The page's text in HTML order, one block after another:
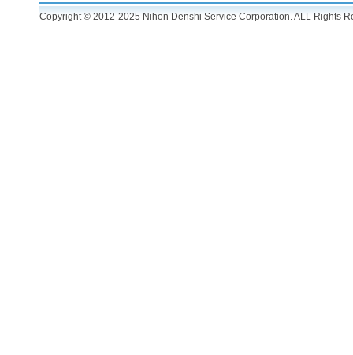
ビ
ゲ
Copyright © 2012-2025 Nihon Denshi Service Corporation. ALL Rights